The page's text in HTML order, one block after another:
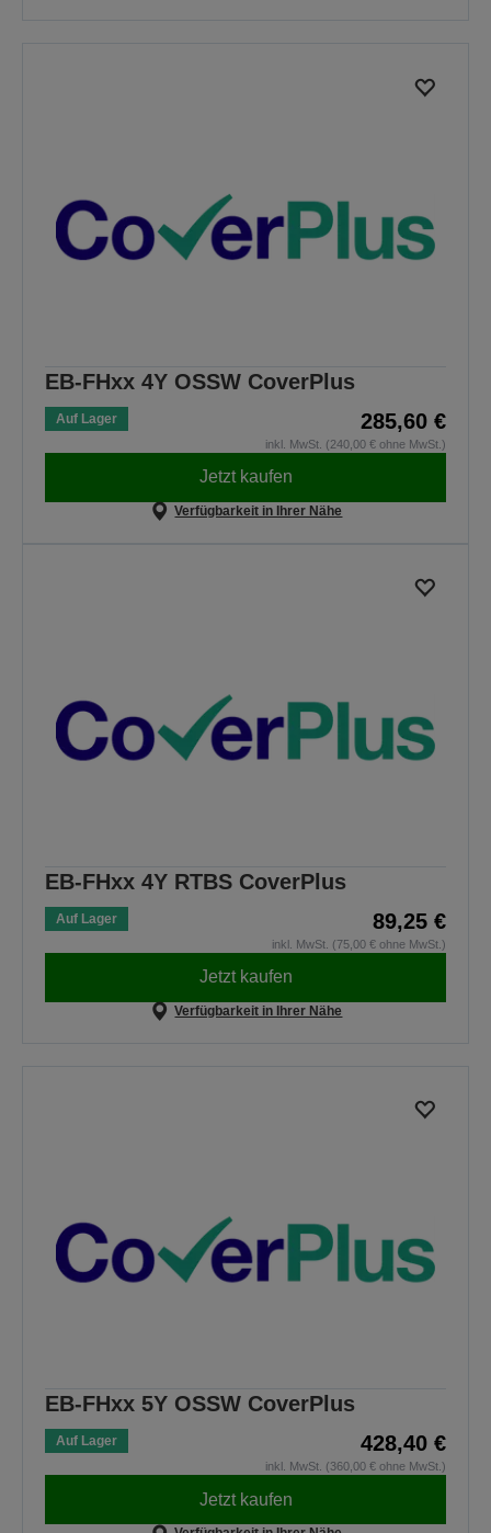
EB-FHxx 4Y OSSW CoverPlus
Auf Lager 285,60 €
inkl. MwSt. (240,00 € ohne MwSt.)
Jetzt kaufen
Verfügbarkeit in Ihrer Nähe
EB-FHxx 4Y RTBS CoverPlus
Auf Lager 89,25 €
inkl. MwSt. (75,00 € ohne MwSt.)
Jetzt kaufen
Verfügbarkeit in Ihrer Nähe
EB-FHxx 5Y OSSW CoverPlus
Auf Lager 428,40 €
inkl. MwSt. (360,00 € ohne MwSt.)
Jetzt kaufen